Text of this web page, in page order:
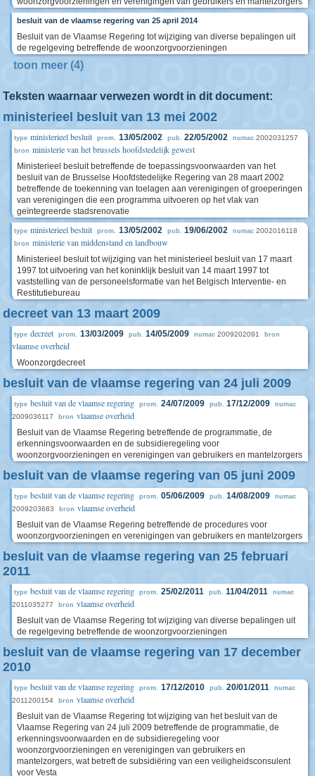
besluit van de vlaamse regering van 25 april 2014
Besluit van de Vlaamse Regering tot wijziging van diverse bepalingen uit
de regelgeving betreffende de woonzorgvoorzieningen
toon meer (4)
Teksten waarnaar verwezen wordt in dit document:
ministerieel besluit van 13 mei 2002
type ministerieel besluit prom. 13/05/2002 pub. 22/05/2002 numac 2002031257
bron ministerie van het brussels hoofdstedelijk gewest
Ministerieel besluit betreffende de toepassingsvoorwaarden van het
besluit van de Brusselse Hoofdstedelijke Regering van 28 maart 2002
betreffende de toekenning van toelagen aan verenigingen of groeperingen
van verenigingen die een programma uitvoeren op het vlak van
geïntegreerde stadsrenovatie
type ministerieel besluit prom. 13/05/2002 pub. 19/06/2002 numac 2002016118
bron ministerie van middenstand en landbouw
Ministerieel besluit tot wijziging van het ministerieel besluit van 17 maart
1997 tot uitvoering van het koninklijk besluit van 14 maart 1997 tot
vaststelling van de personeelsformatie van het Belgisch Interventie- en
Restitutiebureau
decreet van 13 maart 2009
type decreet prom. 13/03/2009 pub. 14/05/2009 numac 2009202091 bron
vlaamse overheid
Woonzorgdecreet
besluit van de vlaamse regering van 24 juli 2009
type besluit van de vlaamse regering prom. 24/07/2009 pub. 17/12/2009 numac
2009036117 bron vlaamse overheid
Besluit van de Vlaamse Regering betreffende de programmatie, de
erkenningsvoorwaarden en de subsidieregeling voor
woonzorgvoorzieningen en verenigingen van gebruikers en mantelzorgers
besluit van de vlaamse regering van 05 juni 2009
type besluit van de vlaamse regering prom. 05/06/2009 pub. 14/08/2009 numac
2009203683 bron vlaamse overheid
Besluit van de Vlaamse Regering betreffende de procedures voor
woonzorgvoorzieningen en verenigingen van gebruikers en mantelzorgers
besluit van de vlaamse regering van 25 februari
2011
type besluit van de vlaamse regering prom. 25/02/2011 pub. 11/04/2011 numac
2011035277 bron vlaamse overheid
Besluit van de Vlaamse Regering tot wijziging van diverse bepalingen uit
de regelgeving betreffende de woonzorgvoorzieningen
besluit van de vlaamse regering van 17 december
2010
type besluit van de vlaamse regering prom. 17/12/2010 pub. 20/01/2011 numac
2011200154 bron vlaamse overheid
Besluit van de Vlaamse Regering tot wijziging van het besluit van de
Vlaamse Regering van 24 juli 2009 betreffende de programmatie, de
erkenningsvoorwaarden en de subsidieregeling voor
woonzorgvoorzieningen en verenigingen van gebruikers en
mantelzorgers, wat betreft de subsidiëring van een veiligheidsconsulent
voor Vesta